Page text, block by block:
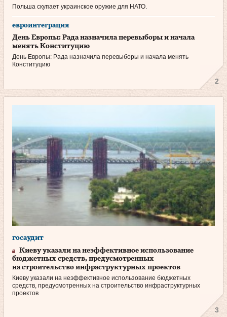
Польша скупает украинское оружие для НАТО.
евроинтеграция
День Европы: Рада назначила перевыборы и начала
менять Конституцию
День Европы: Рада назначила перевыборы и начала менять
Конституцию
2
госаудит
Киеву указали на неэффективное использование
бюджетных средств, предусмотренных
на строительство инфраструктурных проектов
Киеву указали на неэффективное использование бюджетных
средств, предусмотренных на строительство инфраструктурных
проектов
3